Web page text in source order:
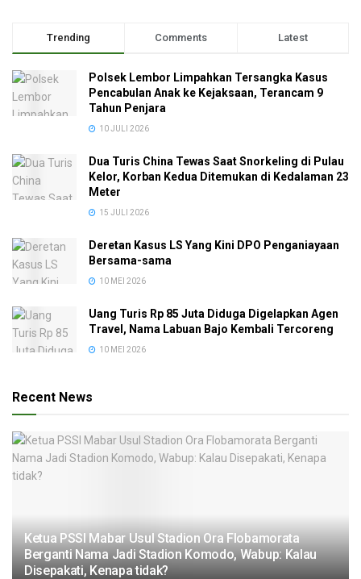
Trending Comments Latest
Polsek Lembor Limpahkan Tersangka Kasus
Pencabulan Anak ke Kejaksaan, Terancam 9
Tahun Penjara
10 JULI 2026
Dua Turis China Tewas Saat Snorkeling di Pulau
Kelor, Korban Kedua Ditemukan di Kedalaman 23
Meter
15 JULI 2026
Deretan Kasus LS Yang Kini DPO Penganiayaan
Bersama-sama
10 MEI 2026
Uang Turis Rp 85 Juta Diduga Digelapkan Agen
Travel, Nama Labuan Bajo Kembali Tercoreng
10 MEI 2026
Recent News
Ketua PSSI Mabar Usul Stadion Ora Flobamorata
Berganti Nama Jadi Stadion Komodo, Wabup: Kalau
Disepakati, Kenapa tidak?